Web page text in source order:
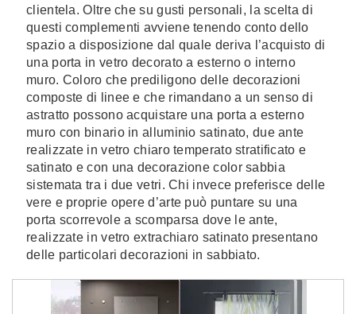
clientela. Oltre che su gusti personali, la scelta di
questi complementi avviene tenendo conto dello
spazio a disposizione dal quale deriva l’acquisto di
una porta in vetro decorato a esterno o interno
muro. Coloro che prediligono delle decorazioni
composte di linee e che rimandano a un senso di
astratto possono acquistare una porta a esterno
muro con binario in alluminio satinato, due ante
realizzate in vetro chiaro temperato stratificato e
satinato e con una decorazione color sabbia
sistemata tra i due vetri. Chi invece preferisce delle
vere e proprie opere d’arte può puntare su una
porta scorrevole a scomparsa dove le ante,
realizzate in vetro extrachiaro satinato presentano
delle particolari decorazioni in sabbiato.